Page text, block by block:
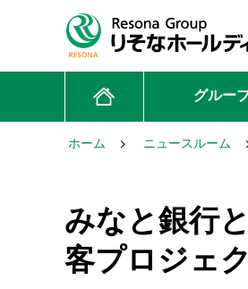
グルー
ホーム ニュースルーム
みなと銀行
客プロジェ